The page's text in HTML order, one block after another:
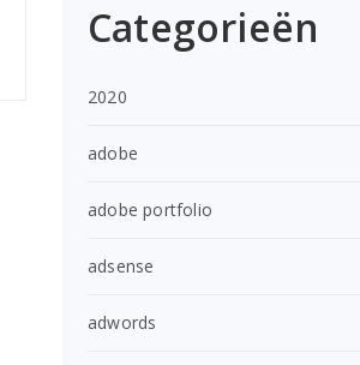
Categorieën
2020
adobe
adobe portfolio
adsense
adwords